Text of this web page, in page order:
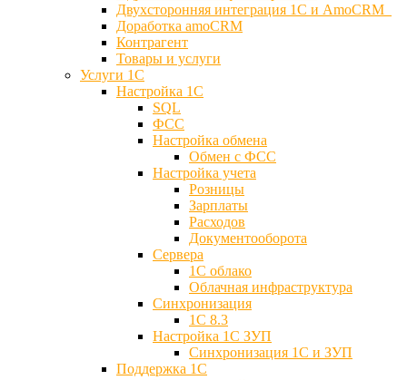
Двухсторонняя интеграция 1С и AmoCRM
Доработка amoCRM
Контрагент
Товары и услуги
Услуги 1С
Настройка 1С
SQL
ФСС
Настройка обмена
Обмен с ФСС
Настройка учета
Розницы
Зарплаты
Расходов
Документооборота
Сервера
1С облако
Облачная инфраструктура
Синхронизация
1С 8.3
Настройка 1С ЗУП
Синхронизация 1С и ЗУП
Поддержка 1С